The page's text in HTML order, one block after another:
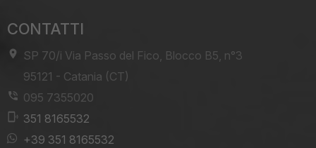
CONTATTI
SP 70/i Via Passo del Fico, Blocco B5, n°3
-
95121 - Catania (CT)
095 7355020
351 8165532
+39 351 8165532